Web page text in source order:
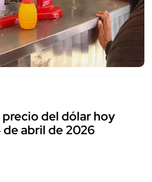
precio del dólar hoy
de abril de 2026